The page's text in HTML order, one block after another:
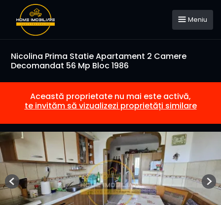
Meniu
Nicolina Prima Statie Apartament 2 Camere
Decomandat 56 Mp Bloc 1986
Această proprietate nu mai este activă,
te invităm să vizualizezi proprietăți similare
Previous